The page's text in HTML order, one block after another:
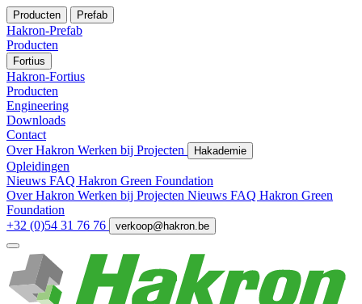
Producten Prefab
Hakron-Prefab
Producten
Fortius
Hakron-Fortius
Producten
Engineering
Downloads
Contact
Over Hakron Werken bij Projecten Hakademie
Opleidingen
Nieuws FAQ Hakron Green Foundation
Over Hakron Werken bij Projecten Nieuws FAQ Hakron Green
Foundation
+32 (0)54 31 76 76
verkoop@hakron.be